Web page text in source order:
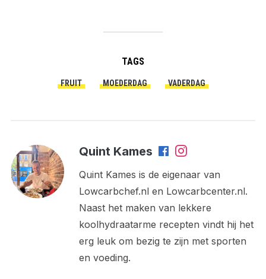
TAGS
FRUIT MOEDERDAG VADERDAG
Quint Kames
Quint Kames is de eigenaar van
Lowcarbchef.nl en Lowcarbcenter.nl.
Naast het maken van lekkere
koolhydraatarme recepten vindt hij het
erg leuk om bezig te zijn met sporten
en voeding.